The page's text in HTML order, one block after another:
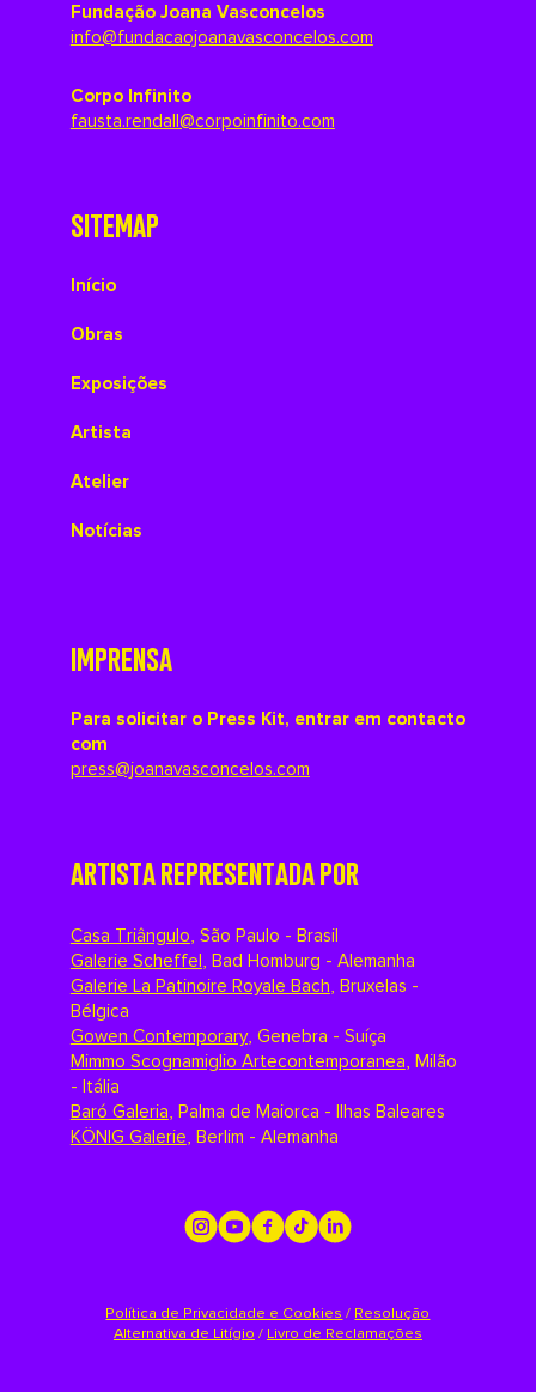
Fundação Joana Vasconcelos
info@fundacaojoanavasconcelos.com
Corpo Infinito
fausta.rendall@corpoinfinito.com
SITEMAP
Início
Obras
Exposições
Artista
Atelier
Notícias
IMPRENSA
Para solicitar o Press Kit, entrar em contacto
com
press@joanavasconcelos.com
ARTISTA REPRESENTADA POR
Casa Triângulo, São Paulo - Brasil
Galerie Scheffel, Bad Homburg - Alemanha
Galerie La Patinoire Royale Bach, Bruxelas -
Bélgica
Gowen Contemporary, Genebra - Suíça
Mimmo Scognamiglio Artecontemporanea, Milão
- Itália
Baró Galeria, Palma de Maiorca - Ilhas Baleares
KÖNIG Galerie, Berlim - Alemanha
Política de Privacidade e Cookies / Resolução
Alternativa de Litígio / Livro de Reclamações